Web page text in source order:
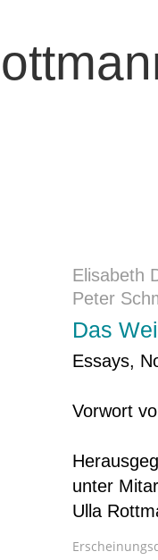
Elisabeth
Peter
Das
Essays,
Vorwort
unter
Ulla